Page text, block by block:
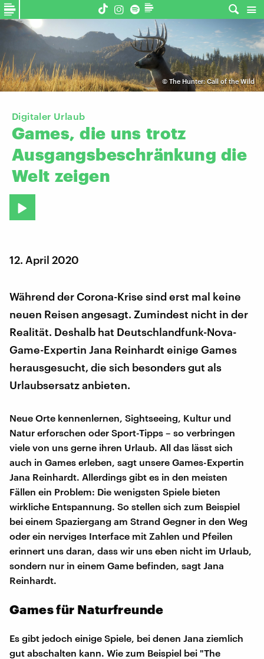
© The Hunter: Call of the Wild
Digitaler Urlaub
Games, die uns trotz
Ausgangsbeschränkung die
Welt zeigen
12. April 2020
Während der Corona-Krise sind erst mal keine
neuen Reisen angesagt. Zumindest nicht in der
Realität. Deshalb hat Deutschlandfunk-Nova-
Game-Expertin Jana Reinhardt einige Games
herausgesucht, die sich besonders gut als
Urlaubsersatz anbieten.
Neue Orte kennenlernen, Sightseeing, Kultur und
Natur erforschen oder Sport-Tipps – so verbringen
viele von uns gerne ihren Urlaub. All das lässt sich
auch in Games erleben, sagt unsere Games-Expertin
Jana Reinhardt. Allerdings gibt es in den meisten
Fällen ein Problem: Die wenigsten Spiele bieten
wirkliche Entspannung. So stellen sich zum Beispiel
bei einem Spaziergang am Strand Gegner in den Weg
oder ein nerviges Interface mit Zahlen und Pfeilen
erinnert uns daran, dass wir uns eben nicht im Urlaub,
sondern nur in einem Game befinden, sagt Jana
Reinhardt.
Games für Naturfreunde
Es gibt jedoch einige Spiele, bei denen Jana ziemlich
gut abschalten kann. Wie zum Beispiel bei "The